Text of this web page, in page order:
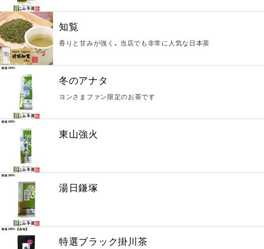
知覧
香りと甘みが強く、 当店でも非常に人気な日本茶
冬のアナタ
ヨンさまファン限定のお茶です
東山強火
湯日鎌塚
特選ブラック掛川茶